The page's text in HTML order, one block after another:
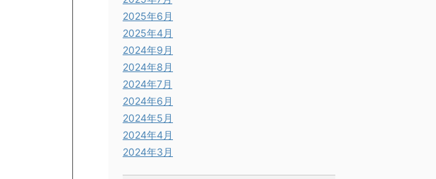
2025年6月
2025年4月
2024年9月
2024年8月
2024年7月
2024年6月
2024年5月
2024年4月
2024年3月